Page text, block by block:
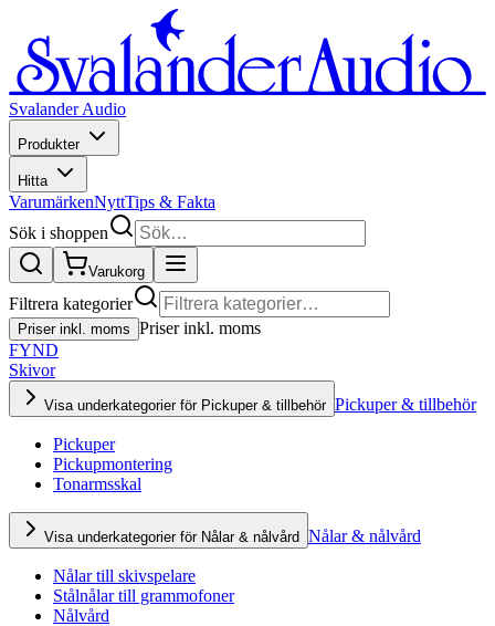
Svalander Audio
Produkter
Hitta
VarumärkenNyttTips & Fakta
Sök i shoppen
Varukorg
Filtrera kategorier
Priser inkl. moms Priser inkl. moms
FYND
Skivor
Visa underkategorier för Pickuper & tillbehör Pickuper & tillbehör
Pickuper
Pickupmontering
Tonarmsskal
Visa underkategorier för Nålar & nålvård Nålar & nålvård
Nålar till skivspelare
Stålnålar till grammofoner
Nålvård